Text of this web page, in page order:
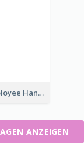
Blank Employee Handbook
ANZEIGEN